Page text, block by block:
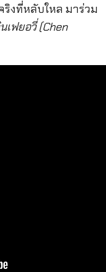
ริงที่หลับใหล มาร่วม
เฟยอวี่ (Chen